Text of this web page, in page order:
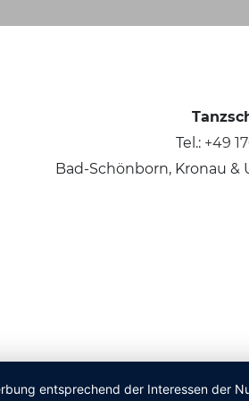
entsprechend der Interessen der
Tel.: +49
Bad-Schönborn, Kronau &